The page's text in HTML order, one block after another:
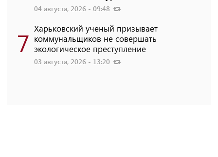
04 августа, 2026 - 09:48
7 Харьковский ученый призывает
коммунальщиков не совершать
экологическое преступление
03 августа, 2026 - 13:20